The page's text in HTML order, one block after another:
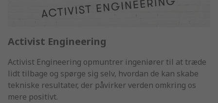
Activist Engineering
Activist Engineering opmuntrer ingeniører til at træde
lidt tilbage og spørge sig selv, hvordan de kan skabe
tekniske resultater, der påvirker verden omkring os
mere positivt.